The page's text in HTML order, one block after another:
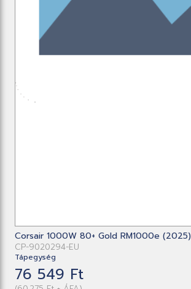
Corsair 1000W 80+ Gold RM1000e
CP-9020294-EU
Tápegység
76 549 Ft